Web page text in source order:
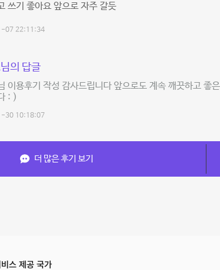
쓰기 좋아요 앞으로 자주 갈듯
07 22:11:34
의 답글
이용후기 작성 감사드립니다 앞으로도 계속 깨끗하고 좋
: )
30 10:18:07
더 많은 후기 보기
스 제공 국가